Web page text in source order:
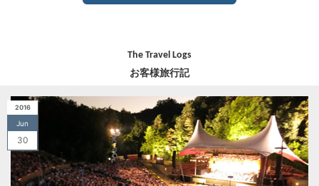
The Travel Logs
お客様旅行記
2016
Jun
30